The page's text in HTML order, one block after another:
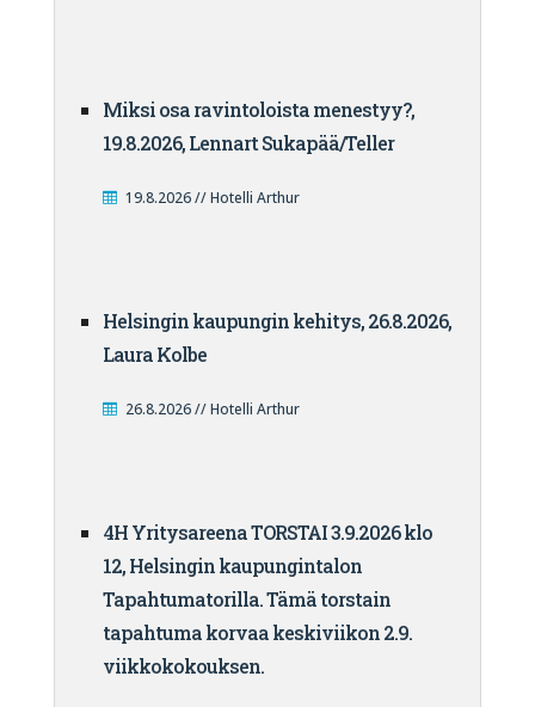
Miksi osa ravintoloista menestyy?,
19.8.2026, Lennart Sukapää/Teller
19.8.2026 // Hotelli Arthur
Helsingin kaupungin kehitys, 26.8.2026,
Laura Kolbe
26.8.2026 // Hotelli Arthur
4H Yritysareena TORSTAI 3.9.2026 klo
12, Helsingin kaupungintalon
Tapahtumatorilla. Tämä torstain
tapahtuma korvaa keskiviikon 2.9.
viikkokokouksen.